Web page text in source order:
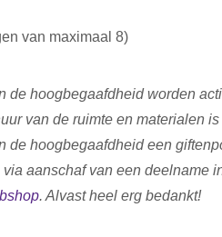
van maximaal 8)
de hoogbegaafdheid worden
van de ruimte en materialen
de hoogbegaafdheid een
via aanschaf van een deelname
. Alvast heel erg bedankt!